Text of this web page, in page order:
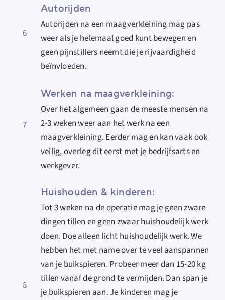
6
Autorijden
Autorijden na een maagverkleining mag pas
weer als je helemaal goed kunt bewegen en
geen pijnstillers neemt die je rijvaardigheid
beïnvloeden.
7
Werken na maagverkleining:
Over het algemeen gaan de meeste mensen na
2-3 weken weer aan hetwerk na een
maagverkleining. Eerder mag en kan vaak ook
veilig, overleg dit eerst met je bedrijfsarts en
werkgever.
8
Huishouden & kinderen:
Tot 3 weken na de operatie mag je geen zware
dingen tillen en geen zwaar huishoudelijk werk
doen. Doe alleen licht huishoudelijk werk. We
hebben het met name over te veel aanspannen
van je buikspieren. Probeer meer dan 15-20 kg
tillen vanaf de grond te vermijden. Dan span je
je buikspieren aan. Je kinderen mag je